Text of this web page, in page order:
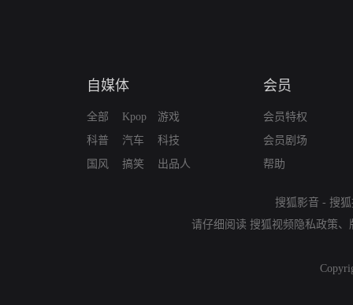
自媒体
全部
科普
国风
Kpop
汽车
搞笑
游戏
科技
出品人
会员
会员特权
会员剧场
帮助
搜狐影音 - 搜
请仔细阅读 搜狐视频隐私政策、